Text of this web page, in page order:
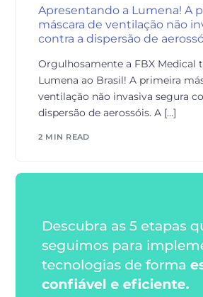
Apresentando a Lumena! A
máscara de ventilação não
contra a dispersão de
Orgulhosamente a FBX Medical
Lumena ao Brasil! A primeira
ventilação não invasiva segura
dispersão de aerossóis. A […]
2 MIN READ